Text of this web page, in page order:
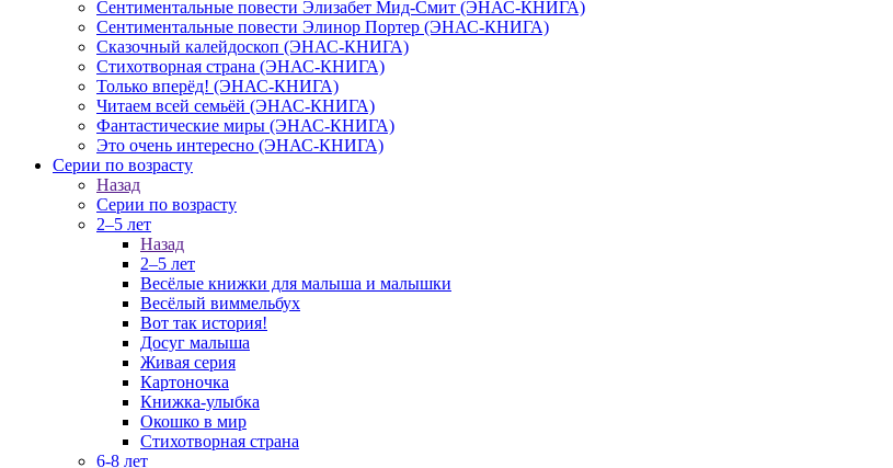
Сентиментальные повести Элизабет Мид-Смит (ЭНАС-КНИГА)
Сентиментальные повести Элинор Портер (ЭНАС-КНИГА)
Сказочный калейдоскоп (ЭНАС-КНИГА)
Стихотворная страна (ЭНАС-КНИГА)
Только вперёд! (ЭНАС-КНИГА)
Читаем всей семьёй (ЭНАС-КНИГА)
Фантастические миры (ЭНАС-КНИГА)
Это очень интересно (ЭНАС-КНИГА)
Серии по возрасту
Назад
Серии по возрасту
2–5 лет
Назад
2–5 лет
Весёлые книжки для малыша и малышки
Весёлый виммельбух
Вот так история!
Досуг малыша
Живая серия
Картоночка
Книжка-улыбка
Окошко в мир
Стихотворная страна
6-8 лет